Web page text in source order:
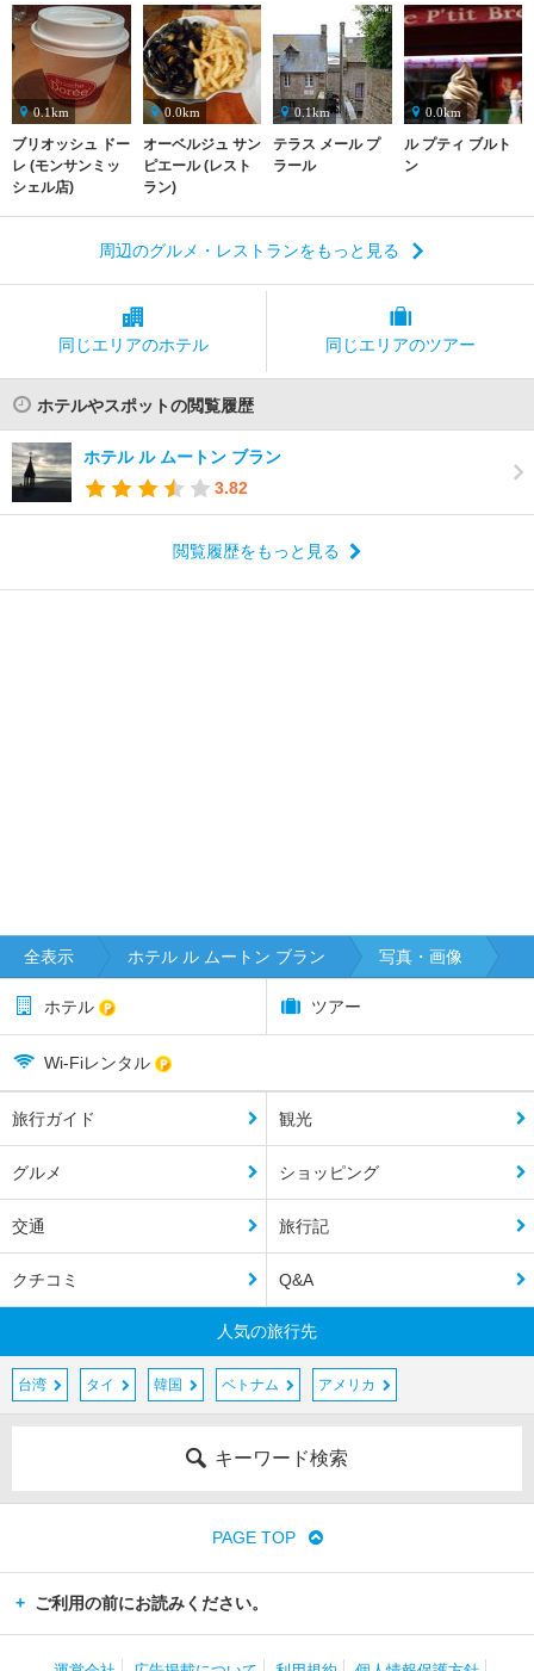
0.1km
ブリオッシュ ドー
レ (モンサンミッ
シェル店)
0.0km
オーベルジュ サン
ピエール (レスト
ラン)
0.1km
テラス メール プ
ラール
0.0km
ル プティ ブルト
ン
周辺のグルメ・レストランをもっと見る
同じエリアのホテル 同じエリアのツアー
ホテルやスポットの閲覧履歴
ホテル ル ムートン ブラン
3.82
閲覧履歴をもっと見る
全表示 ホテル ル ムートン ブラン 写真・画像
ホテル ツアー
Wi-Fiレンタル
旅行ガイド 観光
グルメ ショッピング
交通 旅行記
クチコミ Q&A
人気の旅行先
台湾 タイ 韓国 ベトナム アメリカ
キーワード検索
PAGE TOP
ご利用の前にお読みください。